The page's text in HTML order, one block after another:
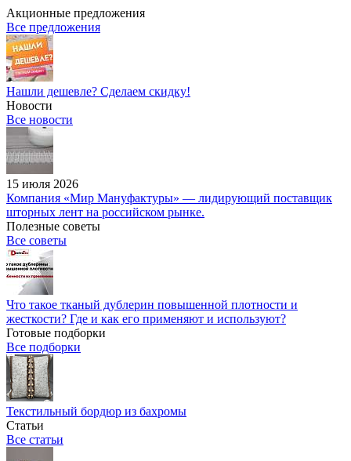
Акционные предложения
Все предложения
Нашли дешевле? Сделаем скидку!
Новости
Все новости
15 июля 2026
Компания «Мир Мануфактуры» — лидирующий поставщик
шторных лент на российском рынке.
Полезные советы
Все советы
Что такое тканый дублерин повышенной плотности и
жесткости? Где и как его применяют и используют?
Готовые подборки
Все подборки
Текстильный бордюр из бахромы
Статьи
Все статьи